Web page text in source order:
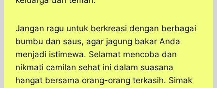
Jangan ragu untuk berkreasi dengan berbagai
bumbu dan saus, agar jagung bakar Anda
menjadi istimewa. Selamat mencoba dan
nikmati camilan sehat ini dalam suasana
hangat bersama orang-orang terkasih. Simak